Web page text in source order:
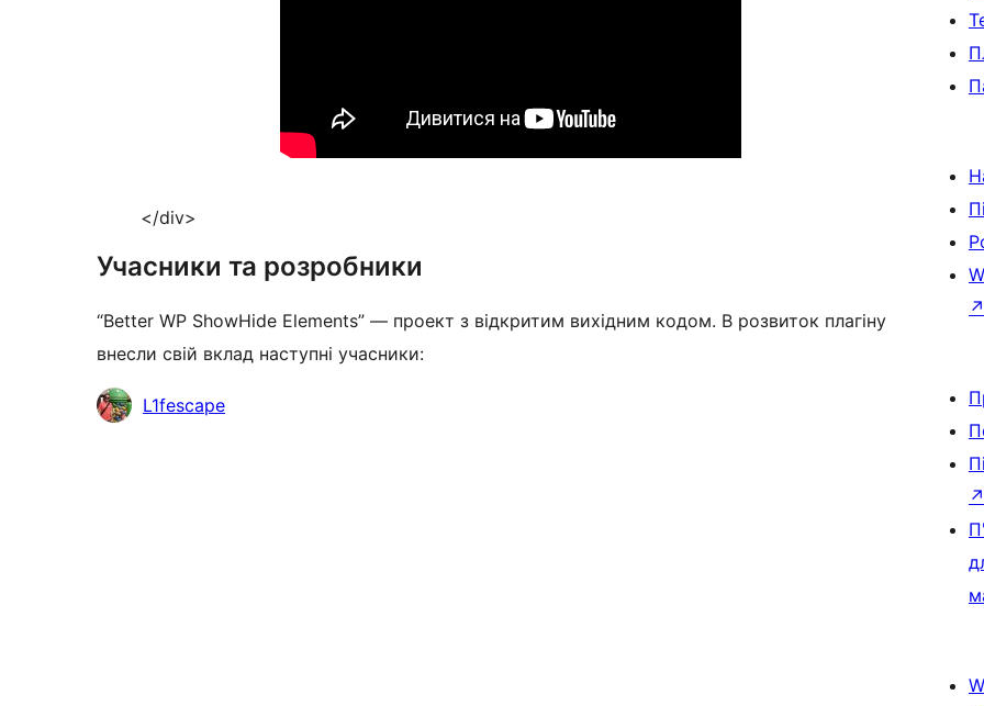
</div>
Учасники та розробники
“Better WP ShowHide Elements” — проект з відкритим вихідним кодом. В розвиток плагіну
внесли свій вклад наступні учасники:
УчасникиL1fescape
↗
↗